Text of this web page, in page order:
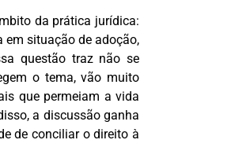
da prática jurídica:
em situação de adoção,
questão traz não se
o tema, vão muito
que permeiam a vida
a discussão ganha
de conciliar o direito à